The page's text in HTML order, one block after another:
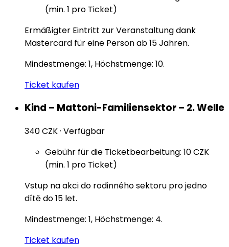
(min. 1 pro Ticket)
Ermäßigter Eintritt zur Veranstaltung dank
Mastercard für eine Person ab 15 Jahren.
Mindestmenge: 1, Höchstmenge: 10.
Ticket kaufen
Kind – Mattoni-Familiensektor – 2. Welle
340 CZK· Verfügbar
Gebühr für die Ticketbearbeitung: 10 CZK
(min. 1 pro Ticket)
Vstup na akci do rodinného sektoru pro jedno
dítě do 15 let.
Mindestmenge: 1, Höchstmenge: 4.
Ticket kaufen